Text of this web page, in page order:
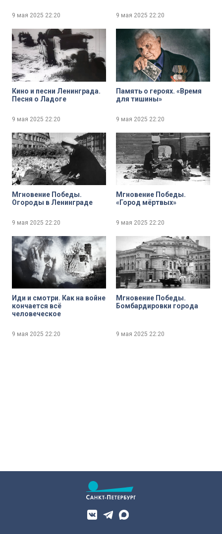
9 мая 2025 22:20 9 мая 2025 22:20
Кино и песни Ленинграда.
Песня о Ладоге
9 мая 2025 22:20
Память о героях. «Время
для тишины»
9 мая 2025 22:20
Мгновение Победы.
Огороды в Ленинграде
9 мая 2025 22:20
Мгновение Победы.
«Город мёртвых»
9 мая 2025 22:20
Иди и смотри. Как на войне
кончается всё
человеческое
9 мая 2025 22:20
Мгновение Победы.
Бомбардировки города
9 мая 2025 22:20